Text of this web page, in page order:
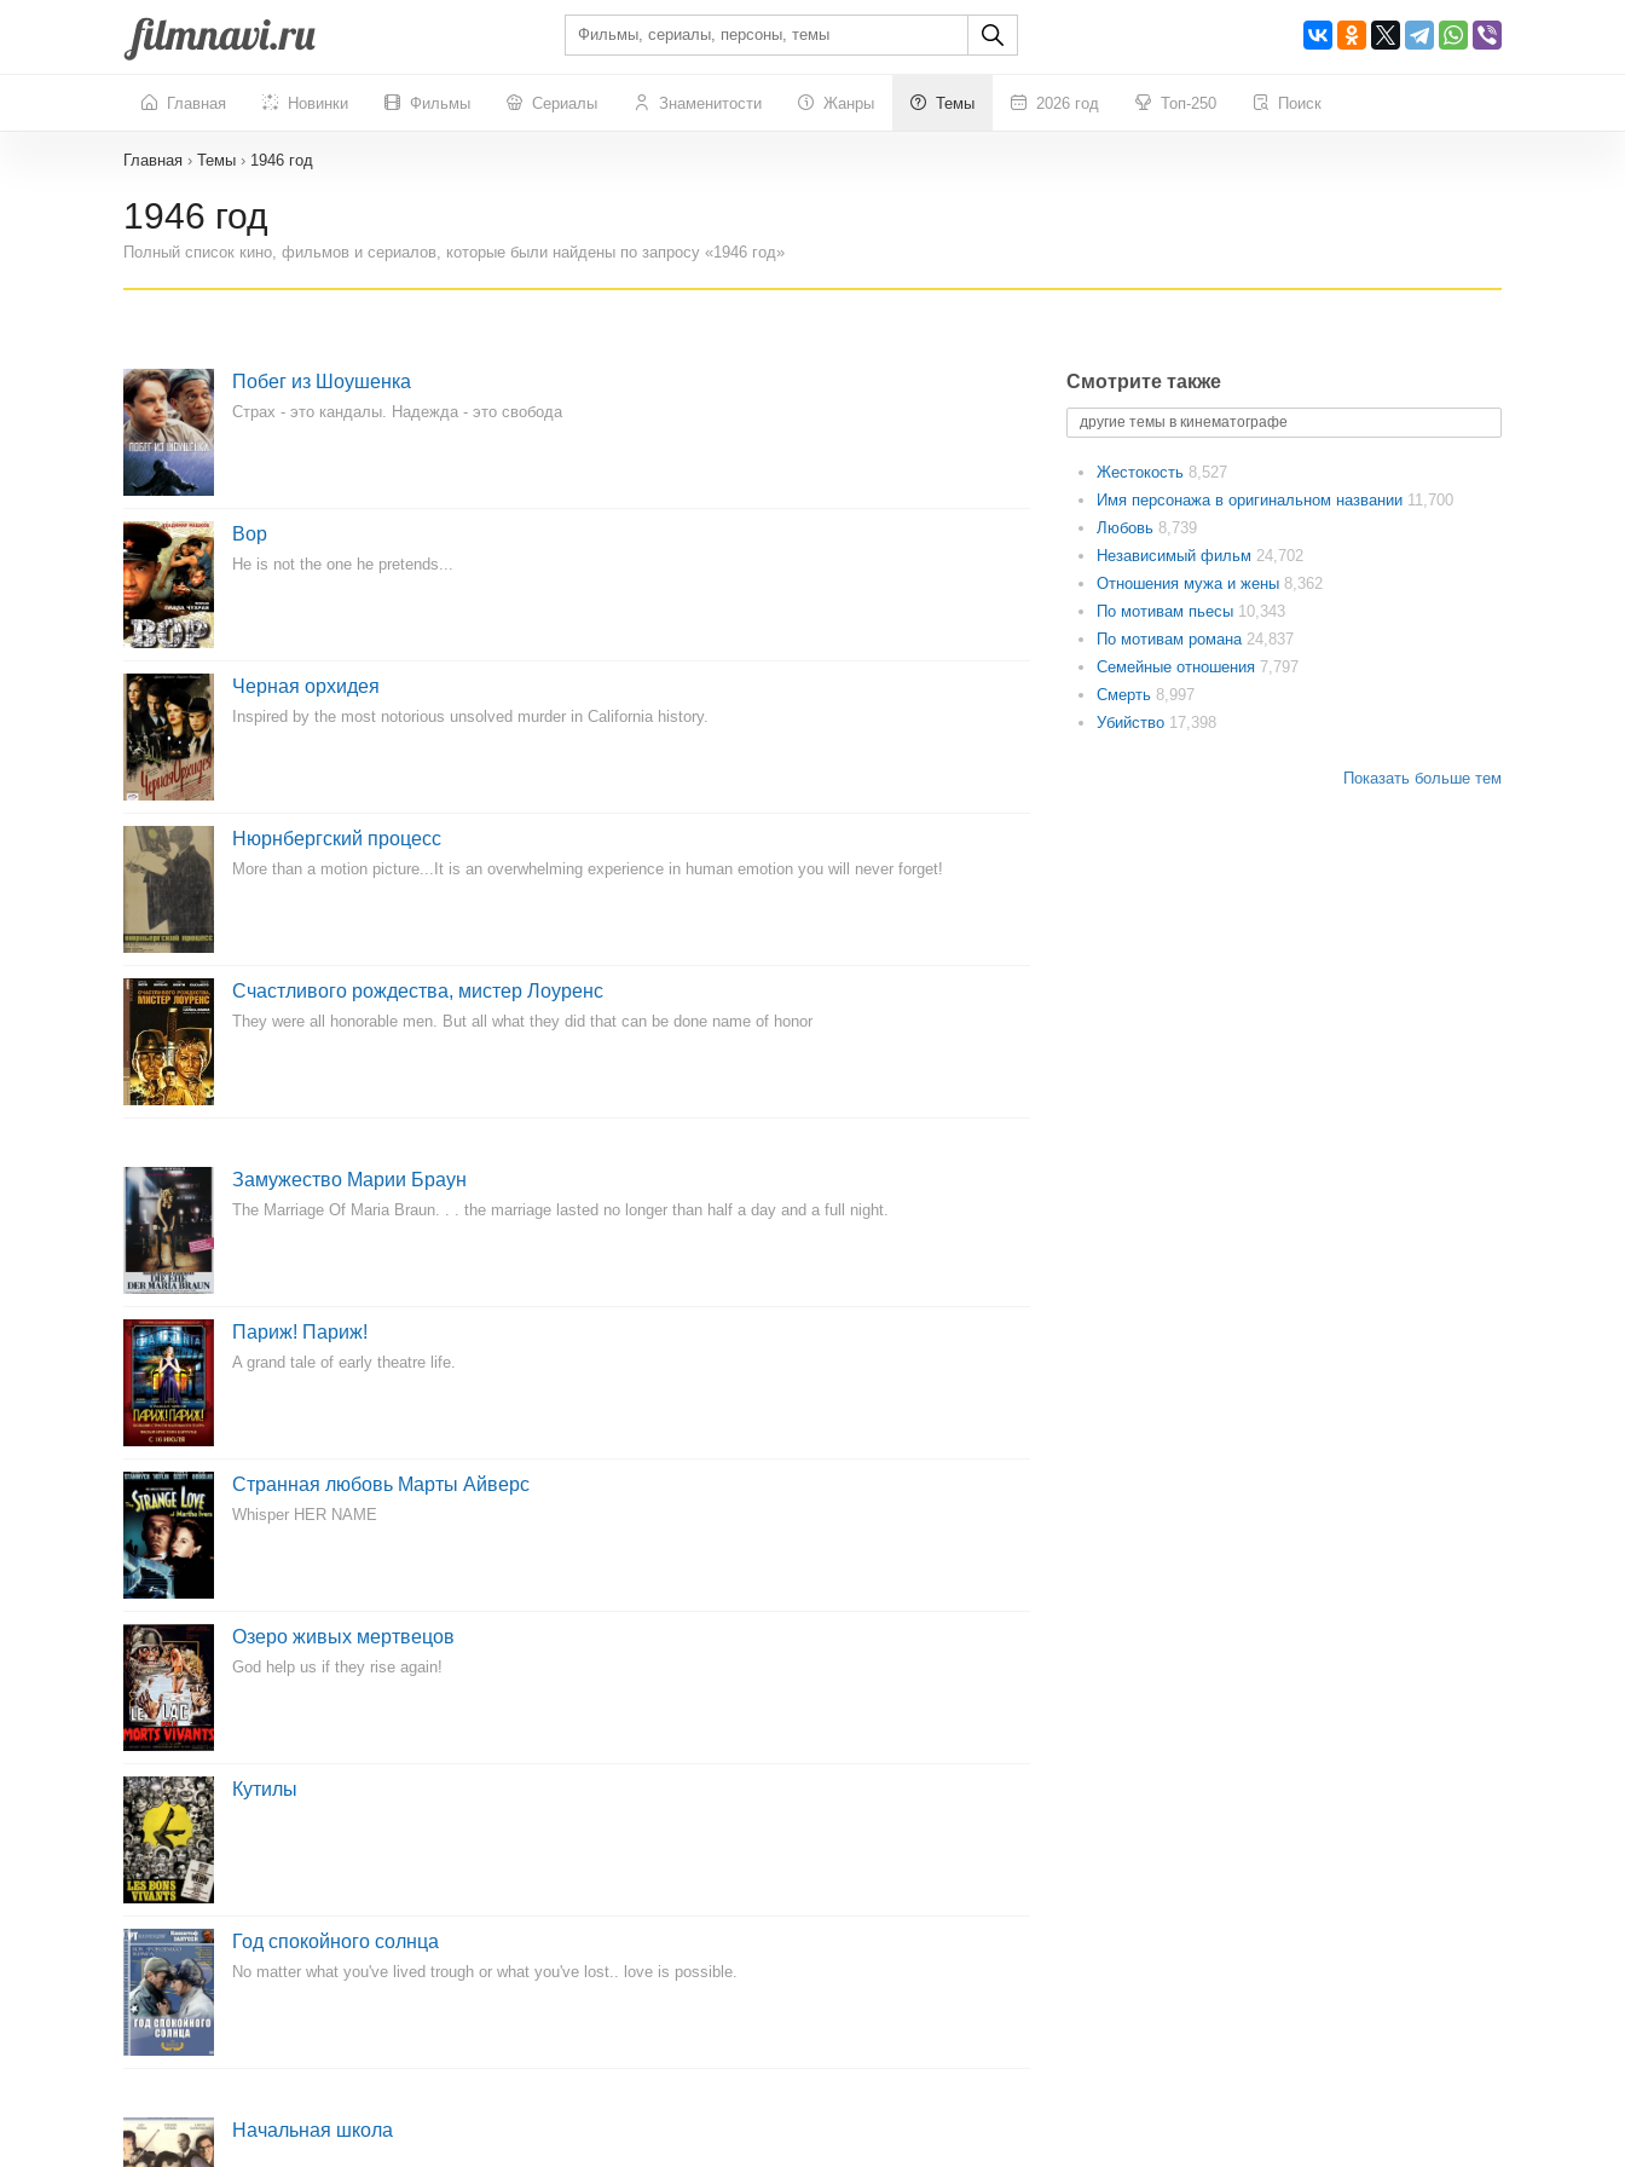
Главная Новинки Фильмы Сериалы Знаменитости Жанры Темы 2026 год Топ-250 Поиск
Главная › Темы › 1946 год
1946 год
Полный список кино, фильмов и сериалов, которые были найдены по запросу «1946 год»
Побег из Шоушенка
Страх - это кандалы. Надежда - это свобода
Вор
He is not the one he pretends...
Черная орхидея
Inspired by the most notorious unsolved murder in California history.
Нюрнбергский процесс
More than a motion picture...It is an overwhelming experience in human emotion you will never forget!
Счастливого рождества, мистер Лоуренс
They were all honorable men. But all what they did that can be done name of honor
Замужество Марии Браун
The Marriage Of Maria Braun. . . the marriage lasted no longer than half a day and a full night.
Париж! Париж!
A grand tale of early theatre life.
Странная любовь Марты Айверс
Whisper HER NAME
Озеро живых мертвецов
God help us if they rise again!
Кутилы
Год спокойного солнца
No matter what you've lived trough or what you've lost.. love is possible.
Начальная школа
Смотрите также
другие темы в кинематографе
Жестокость 8,527
Имя персонажа в оригинальном названии 11,700
Любовь 8,739
Независимый фильм 24,702
Отношения мужа и жены 8,362
По мотивам пьесы 10,343
По мотивам романа 24,837
Семейные отношения 7,797
Смерть 8,997
Убийство 17,398
Показать больше тем